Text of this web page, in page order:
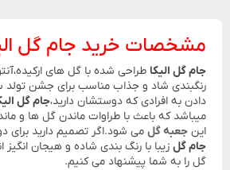
مشخصات خرید جام گل
جام گل الیکا طراحی شده با گل های
رنگبندی شاد و جذاب مناسب برای جشن تولد
دادن به افرادی که دوستشان دارید،جام گل
میباشد که باعث با طراوات ماندن گل ها و
این جعبه گل می شود.اگر تصمیم دارید
جام گل زیبا با رنگ بندی شاده و هیجان
گل را به شما پیشنهاد می کنیم.